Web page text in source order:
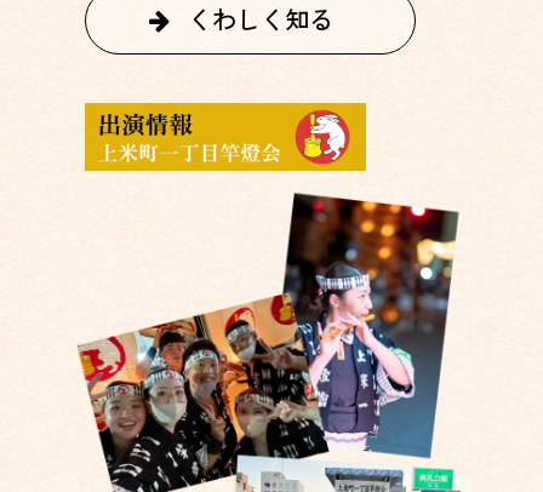
くわしく知る